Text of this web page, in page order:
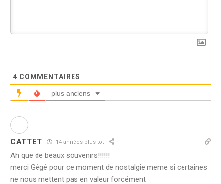
4 COMMENTAIRES
plus anciens
CATTET 14 années plus tôt
Ah que de beaux souvenirs!!!!!!
merci Gégé pour ce moment de nostalgie meme si certaines
ne nous mettent pas en valeur forcément